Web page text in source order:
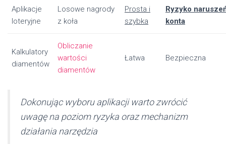
Aplikacje
loteryjne
Losowe nagrody
z koła
Prosta i
szybka
Ryzyko
konta
Kalkulatory
diamentów
Obliczanie
wartości
diamentów
Łatwa Bezpieczna
Dokonując wyboru aplikacji warto zwrócić
uwagę na poziom ryzyka oraz mechanizm
działania narzędzia